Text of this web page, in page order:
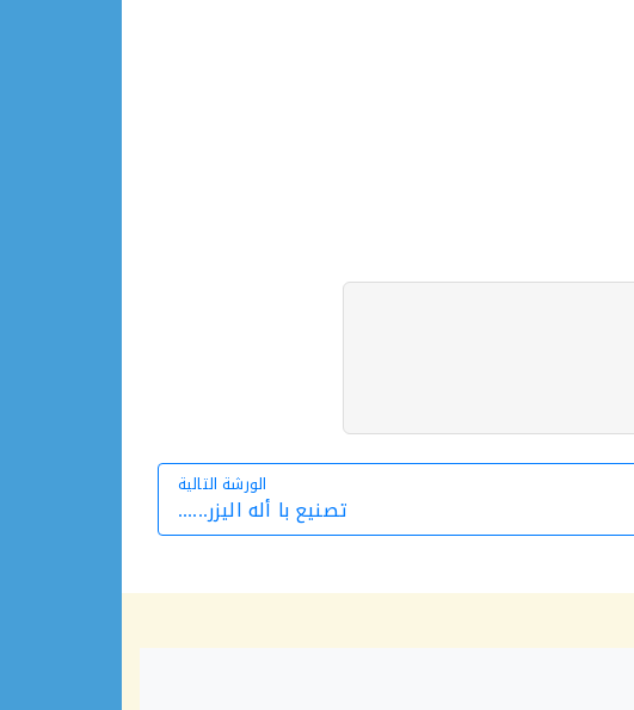
الورشة التالية
الورشة التالية
تصنيع با أله اليزر......